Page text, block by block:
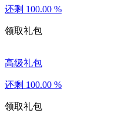
还剩 100.00 %
领取礼包
高级礼包
还剩 100.00 %
领取礼包